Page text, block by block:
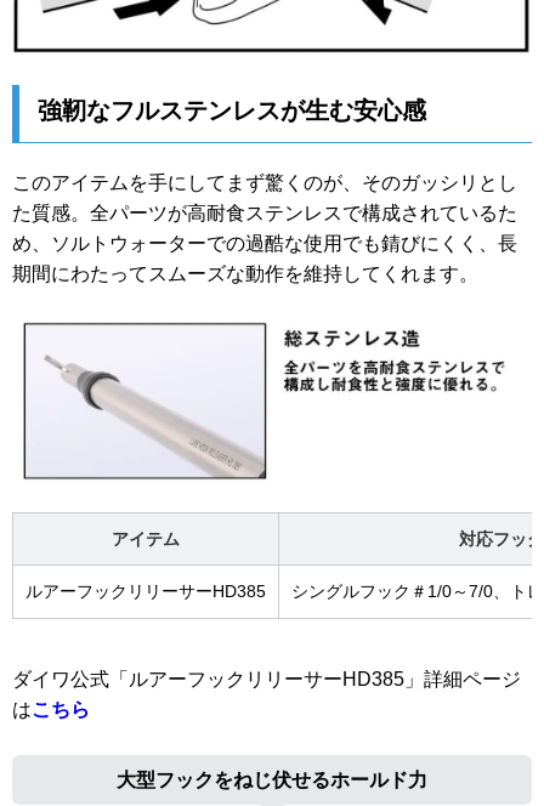
強靭なフルステンレスが生む安心感
このアイテムを手にしてまず驚くのが、そのガッシリとし
た質感。全パーツが高耐食ステンレスで構成されているた
め、ソルトウォーターでの過酷な使用でも錆びにくく、長
期間にわたってスムーズな動作を維持してくれます。
アイテム 対応フック
ルアーフックリリーサーHD385 シングルフック＃1/0～7/0、ト
ダイワ公式「ルアーフックリリーサーHD385」詳細ページ
はこちら
大型フックをねじ伏せるホールド力